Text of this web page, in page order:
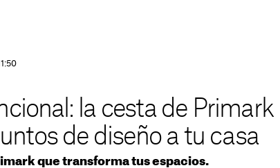
la cesta de Primark
de diseño a tu casa
que transforma tus espacios.